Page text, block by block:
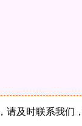
及时联系我们